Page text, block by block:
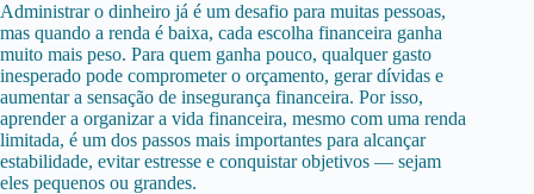
Administrar o dinheiro já é um desafio para muitas pessoas,
mas quando a renda é baixa, cada escolha financeira ganha
muito mais peso. Para quem ganha pouco, qualquer gasto
inesperado pode comprometer o orçamento, gerar dívidas e
aumentar a sensação de insegurança financeira. Por isso,
aprender a organizar a vida financeira, mesmo com uma renda
limitada, é um dos passos mais importantes para alcançar
estabilidade, evitar estresse e conquistar objetivos — sejam
eles pequenos ou grandes.